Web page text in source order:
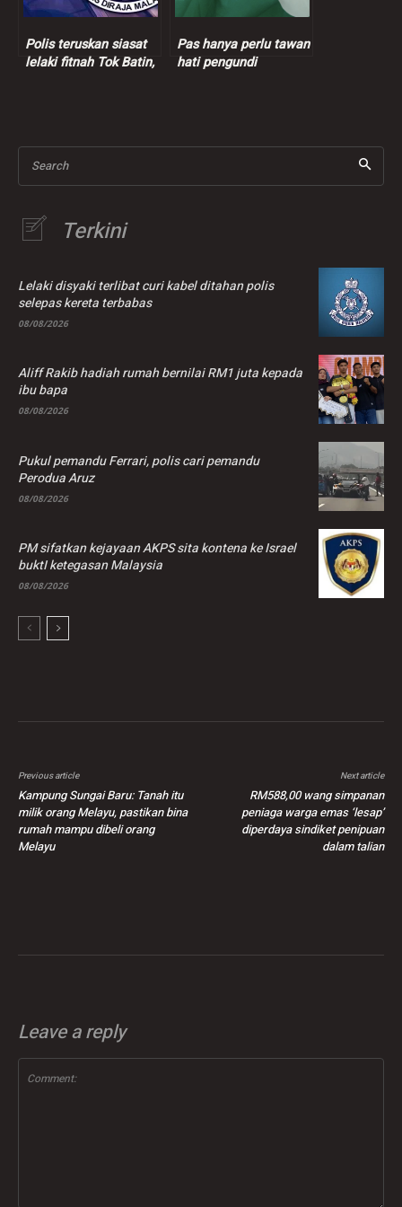
Polis teruskan siasat
lelaki fitnah Tok Batin,
Pas hanya perlu tawan
hati pengundi
Search
Terkini
Lelaki disyaki terlibat curi kabel ditahan polis
selepas kereta terbabas
08/08/2026
Aliff Rakib hadiah rumah bernilai RM1 juta kepada
ibu bapa
08/08/2026
Pukul pemandu Ferrari, polis cari pemandu
Perodua Aruz
08/08/2026
PM sifatkan kejayaan AKPS sita kontena ke Israel
buktI ketegasan Malaysia
08/08/2026
Previous article
Kampung Sungai Baru: Tanah itu
milik orang Melayu, pastikan bina
rumah mampu dibeli orang
Melayu
Next article
RM588,00 wang simpanan
peniaga warga emas ‘lesap’
diperdaya sindiket penipuan
dalam talian
Leave a reply